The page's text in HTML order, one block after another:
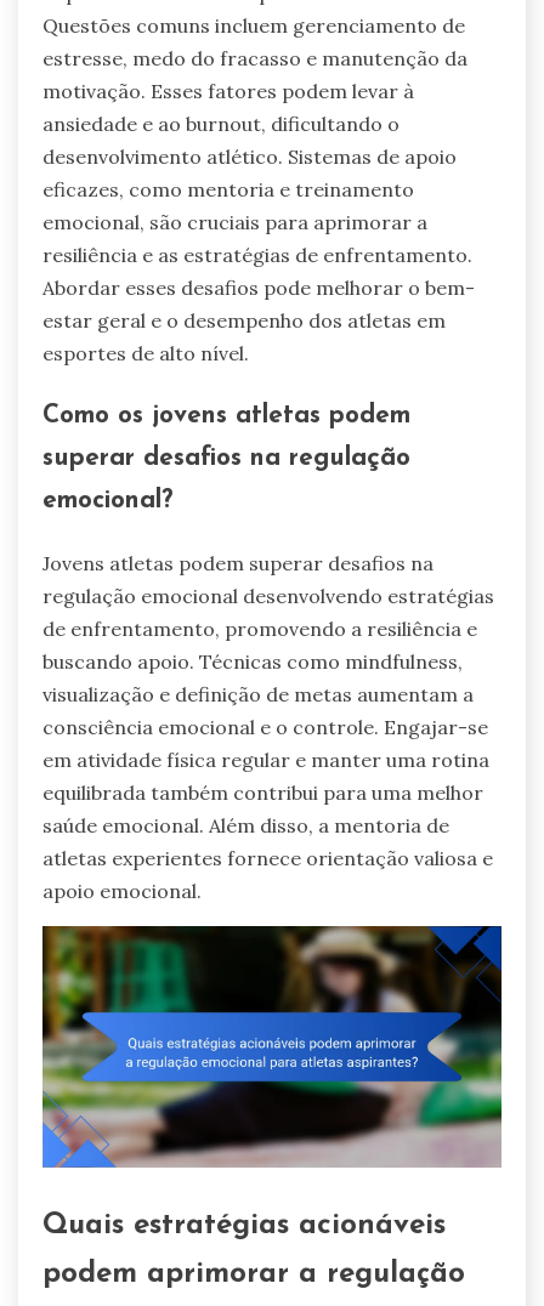
Questões comuns incluem gerenciamento de
estresse, medo do fracasso e manutenção da
motivação. Esses fatores podem levar à
ansiedade e ao burnout, dificultando o
desenvolvimento atlético. Sistemas de apoio
eficazes, como mentoria e treinamento
emocional, são cruciais para aprimorar a
resiliência e as estratégias de enfrentamento.
Abordar esses desafios pode melhorar o bem-
estar geral e o desempenho dos atletas em
esportes de alto nível.
Como os jovens atletas podem
superar desafios na regulação
emocional?
Jovens atletas podem superar desafios na
regulação emocional desenvolvendo estratégias
de enfrentamento, promovendo a resiliência e
buscando apoio. Técnicas como mindfulness,
visualização e definição de metas aumentam a
consciência emocional e o controle. Engajar-se
em atividade física regular e manter uma rotina
equilibrada também contribui para uma melhor
saúde emocional. Além disso, a mentoria de
atletas experientes fornece orientação valiosa e
apoio emocional.
Quais estratégias acionáveis
podem aprimorar a regulação